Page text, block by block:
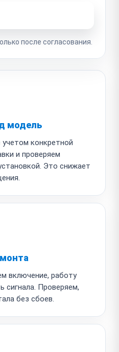
после согласования.
модель
конкретной
и проверяем
Это снижает
включение, работу
сигнала. Проверяем,
без сбоев.